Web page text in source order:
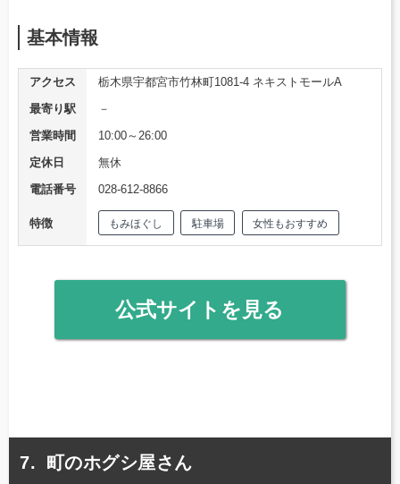
基本情報
アクセス
栃木県宇都宮市竹林町1081-4 ネキストモールA
最寄り駅
－
営業時間
10:00～26:00
定休日
無休
電話番号
028-612-8866
特徴 もみほぐし 駐車場 女性もおすすめ
公式サイトを見る
町のホグシ屋さん